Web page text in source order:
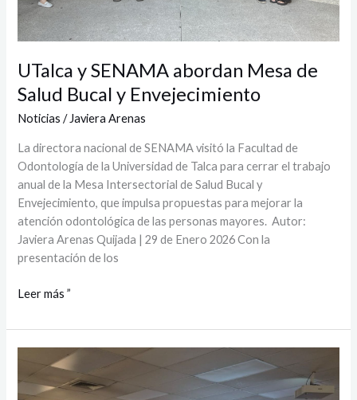
UTalca y SENAMA abordan Mesa de
Salud Bucal y Envejecimiento
Noticias / Javiera Arenas
La directora nacional de SENAMA visitó la Facultad de
Odontología de la Universidad de Talca para cerrar el trabajo
anual de la Mesa Intersectorial de Salud Bucal y
Envejecimiento, que impulsa propuestas para mejorar la
atención odontológica de las personas mayores. Autor:
Javiera Arenas Quijada | 29 de Enero 2026 Con la
presentación de los
Leer más ”
impulsó
el